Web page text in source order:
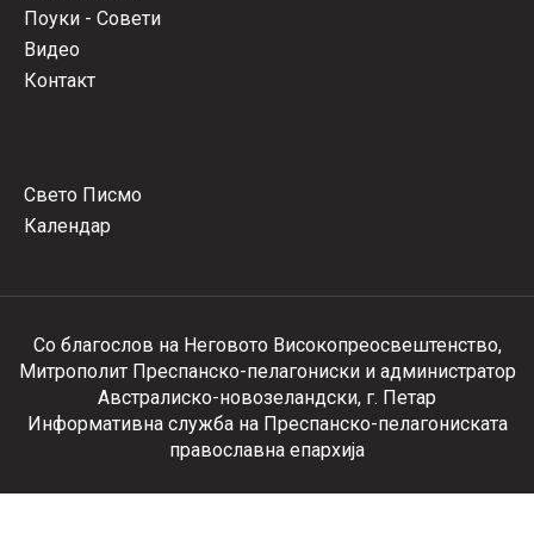
Поуки - Совети
Видео
Контакт
Свето Писмо
Календар
Со благослов на Неговото Високопреосвештенство,
Митрополит Преспанско-пелагониски и администратор
Австралиско-новозеландски, г. Петар
Информативна служба на Преспанско-пелагониската
православна епархија